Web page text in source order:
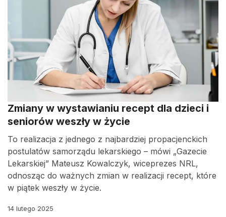
Zmiany w wystawianiu recept dla dzieci i
seniorów weszły w życie
To realizacja z jednego z najbardziej propacjenckich
postulatów samorządu lekarskiego – mówi „Gazecie
Lekarskiej” Mateusz Kowalczyk, wiceprezes NRL,
odnosząc do ważnych zmian w realizacji recept, które
w piątek weszły w życie.
14 lutego 2025